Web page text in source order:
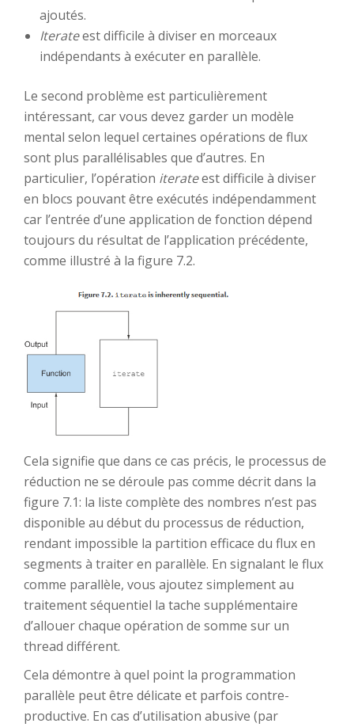
ajoutés.
Iterateest difficile à diviser en morceaux
indépendants à exécuter en parallèle.
Le second problème est particulièrement
intéressant, car vous devez garder un modèle
mental selon lequel certaines opérations de flux
sont plus parallélisables que d’autres. En
particulier, l’opération iterateest difficile à diviser
en blocs pouvant être exécutés indépendamment
car l’entrée d’une application de fonction dépend
toujours du résultat de l’application précédente,
comme illustré à la figure 7.2.
Cela signifie que dans ce cas précis, le processus de
réduction ne se déroule pas comme décrit dans la
figure 7.1: la liste complète des nombres n’est pas
disponible au début du processus de réduction,
rendant impossible la partition efficace du flux en
segments à traiter en parallèle. En signalant le flux
comme parallèle, vous ajoutez simplement au
traitement séquentiel la tache supplémentaire
d’allouer chaque opération de somme sur un
thread différent.
Cela démontre à quel point la programmation
parallèle peut être délicate et parfois contre-
productive. En cas d’utilisation abusive (par